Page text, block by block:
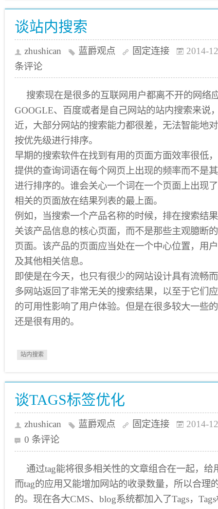
谈站内搜索
zhushican 蓝爵观点 固定连接
2014-
条评论
搜索现在是很多的互联网用户都离不开的网络
GOOGLE、百度或者是自己网站的站内搜索来说
近，大部分网站的搜索能力都很差，无法智能地
按优先级进行排序。
早期的搜索软件在找到有用的页面方面效率很低
提供的查询词语在每个网页上出现的频率而不是
进行排序的。谁会关心一个词在一个页面上出现
相关的页面放在结果列表的最上面。
例如，当搜索一个产品名称的时候，排在搜索结
关该产品信息的核心页面，而不是那些主观臆断
页面。该产品的页面应当处在一个中心位置，用
及其他相关信息。
即使是在今天，也只有很少的网站设计具有流畅
多网站返回了非常无关的搜索结果，以至于它们
的可用性影响了用户体验。但是在很多较大一些
还是很有用的。
站内搜索
谈TAGS标签优化
zhushican 蓝爵观点 固定连接
2014-
0 条评论
通过tag能将很多相关性的文章组合在一起，给
而tag的应用又能增加网站的收录数量，所以合理
的。现在各大CMS、blog系统都加入了Tags，